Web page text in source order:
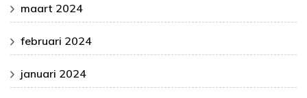
maart 2024
februari 2024
januari 2024